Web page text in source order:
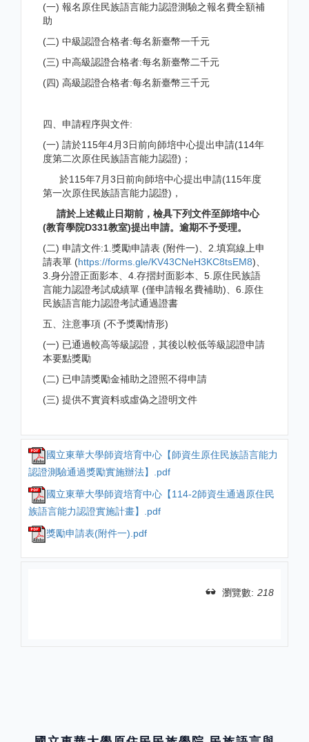
(一) 報名原住民族語言能力認證測驗之報名費全額補
助
(二) 中級認證合格者:每名新臺幣一千元
(三) 中高級認證合格者:每名新臺幣二千元
(四) 高級認證合格者:每名新臺幣三千元
四、申請程序與文件:
(一) 請於115年4月3日前向師培中心提出申請(114年
度第二次原住民族語言能力認證)；
於115年7月3日前向師培中心提出申請(115年度
第一次原住民族語言能力認證)，
請於上述截止日期前，檢具下列文件至師培中心
(教育學院D331教室)提出申請。逾期不予受理。
(二) 申請文件:1.獎勵申請表 (附件一)、2.填寫線上申
請表單 (https://forms.gle/KV43CNeH3KC8tsEM8)、
3.身分證正面影本、4.存摺封面影本、5.原住民族語
言能力認證考試成績單 (僅申請報名費補助)、6.原住
民族語言能力認證考試通過證書
五、注意事項 (不予獎勵情形)
(一) 已通過較高等級認證，其後以較低等級認證申請
本要點獎勵
(二) 已申請獎勵金補助之證照不得申請
(三) 提供不實資料或虛偽之證明文件
國立東華大學師資培育中心【師資生原住民族語言能力
認證測驗通過獎勵實施辦法】.pdf
國立東華大學師資培育中心【114-2師資生通過原住民
族語言能力認證實施計畫】.pdf
獎勵申請表(附件一).pdf
瀏覽數: 218